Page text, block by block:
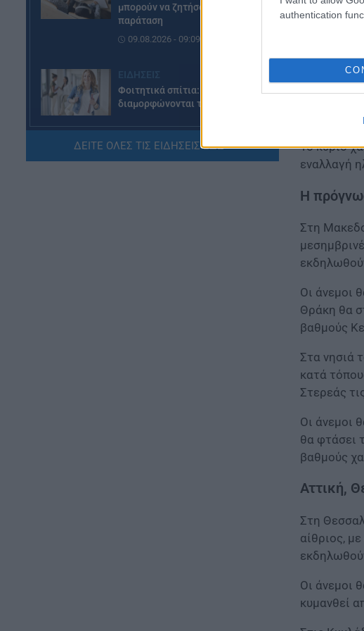
authentication
μπορούν να ζητήσουν
παράταση
09.08.2026 - 09:09
Φοιτητικά σπίτια: Πώς
διαμορφώνονται τα ενοίκια
ΔΕΙΤΕ ΟΛΕΣ ΤΙΣ ΕΙΔΗΣΕΙΣ ΕΔΩ »
Το κύριο
εναλλαγή
Η
Στη
Οι άνεμοι
Θράκη θα
βαθμούς
Στα νησιά
κατά
Στερεάς
Οι άνεμοι
θα φτάσει
βαθμούς
Αττική,
Στη
αίθριος,
Οι άνεμοι
κυμανθεί